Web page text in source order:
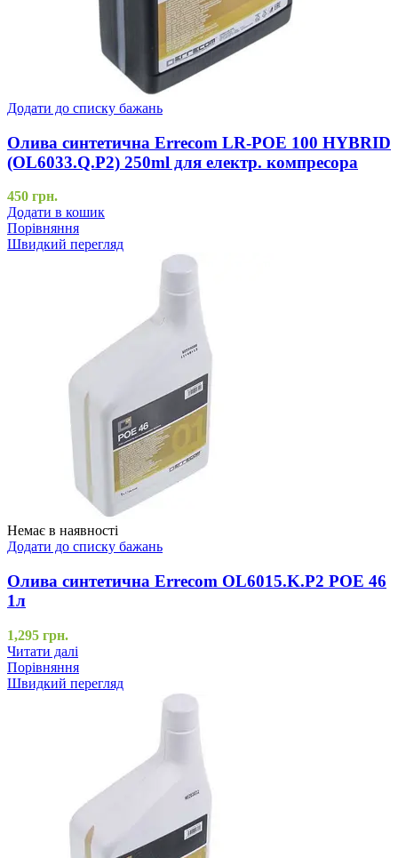
Додати до списку бажань
Олива синтетична Errecom LR-POE 100 HYBRID
(OL6033.Q.P2) 250ml для електр. компресора
450 грн.
Додати в кошик
Порівняння
Швидкий перегляд
Немає в наявності
Додати до списку бажань
Олива синтетична Errecom OL6015.K.P2 POE 46
1л
1,295 грн.
Читати далі
Порівняння
Швидкий перегляд